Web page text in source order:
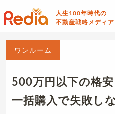
人生100年時代の
不動産戦略メディア
ワンルーム
500万円以下の格
一括購入で失敗し